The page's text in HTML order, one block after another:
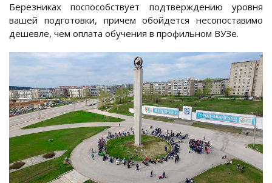
Березниках поспособствует подтверждению уровня
вашей подготовки, причем обойдется несопоставимо
дешевле, чем оплата обучения в профильном ВУЗе.